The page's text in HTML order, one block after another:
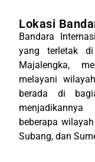
Lokasi
Bandara
yang terletak di
Majalengka,
melayani
berada di
beberapa
Subang, dan